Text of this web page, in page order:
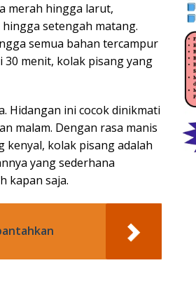
merah hingga larut,
setengah matang.
semua bahan tercampur
menit, kolak pisang yang
Hidangan ini cocok dinikmati
malam. Dengan rasa manis
kenyal, kolak pisang adalah
yang sederhana
kapan saja.